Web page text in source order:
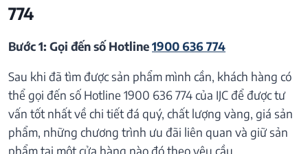
774
Bước 1: Gọi đến số Hotline1900 636 774
Sau khi đã tìm được sản phẩm mình cần, khách hàng có
thể gọi đến số Hotline 1900 636 774 của IJC để được tư
vấn tốt nhất về chi tiết đá quý, chất lượng vàng, giá sản
phẩm, những chương trình ưu đãi liên quan và giữ sản
phẩm tại một cửa hàng nào đó theo yêu cầu.